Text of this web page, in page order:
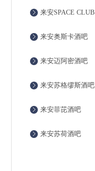
来安SPACE CLUB
来安奥斯卡酒吧
来安迈阿密酒吧
来安苏格缪斯酒吧
来安菲芘酒吧
来安苏荷酒吧